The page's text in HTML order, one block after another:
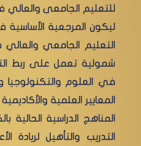
للتعليم الجامعى
ليكون المرجعية
التعليم الجامعي
شمولية تعمل على ربط
في العلوم
المعايير العلمية
المناهج الدراسية الحالية
التدريب والتأهيل لريادة